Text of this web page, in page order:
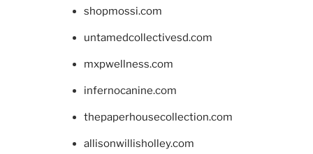
shopmossi.com
untamedcollectivesd.com
mxpwellness.com
infernocanine.com
thepaperhousecollection.com
allisonwillisholley.com